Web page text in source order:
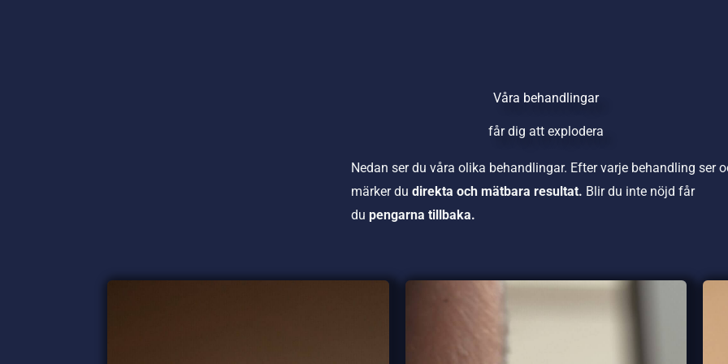
Våra behandlingar
får dig att explodera
Nedan ser du våra olika behandlingar. Efter varje behandling ser
märker du direkta och mätbara resultat. Blir du inte nöjd får
du pengarna tillbaka.